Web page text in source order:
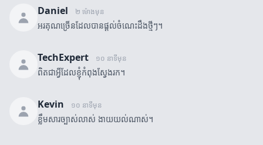
Daniel ២ ម៉ោងមុន
អរគុណច្រើនដែលបានផ្តល់ចំណេះដឹងថ្មីៗ។
TechExpert ១០ នាទីមុន
ពិតជាអ្វីដែលខ្ញុំកំពុងស្វែងរក។
Kevin ១០ នាទីមុន
ខ្លឹមសារច្បាស់លាស់ ងាយយល់ណាស់។